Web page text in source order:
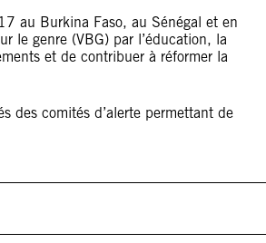
au Burkina Faso, au Sénégal et en
le genre (VBG) par l’éducation, la
et de contribuer à réformer la
des comités d’alerte permettant de